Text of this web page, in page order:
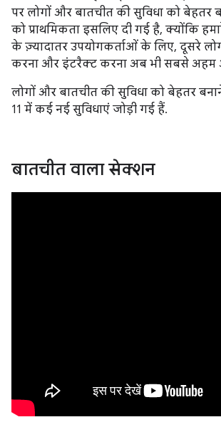
पर लोगों और बातचीत की सुविधा को बेहतर
को प्राथमिकता इसलिए दी गई है, क्योंकि
के ज़्यादातर उपयोगकर्ताओं के लिए, दूसरे
करना और इंटरैक्ट करना अब भी सबसे अहम
लोगों और बातचीत की सुविधा को बेहतर
11 में कई नई सुविधाएं जोड़ी गई हैं.
बातचीत वाला सेक्शन